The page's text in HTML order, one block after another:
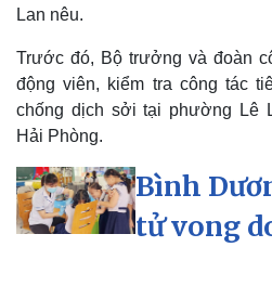
Lan nêu.
Trước đó, Bộ trưởng và đoàn
động viên, kiểm tra công tác
chống dịch sởi tại phường Lê
Hải Phòng.
Bình
tử vong